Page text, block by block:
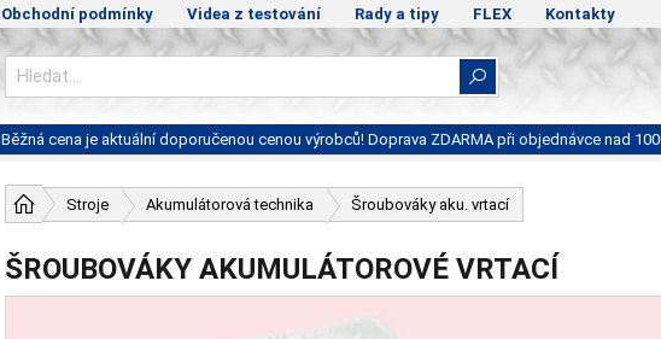
Obchodní podmínky Videa z testování Rady a tipy FLEX Kontakty
Běžná cena je aktuální doporučenou cenou výrobců! Doprava ZDARMA při objednávce nad
Stroje Akumulátorová technika Šroubováky aku. vrtací
ŠROUBOVÁKY AKUMULÁTOROVÉ VRTACÍ